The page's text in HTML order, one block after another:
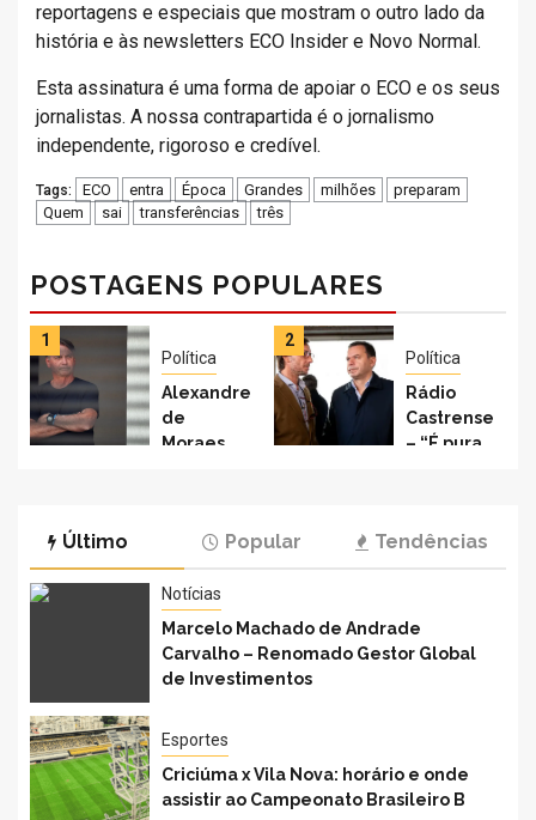
reportagens e especiais que mostram o outro lado da
história e às newsletters ECO Insider e Novo Normal.
Esta assinatura é uma forma de apoiar o ECO e os seus
jornalistas. A nossa contrapartida é o jornalismo
independente, rigoroso e credível.
Tags: ECO entra Época Grandes milhões
preparam
Quem
sai transferências três
POSTAGENS POPULARES
1
Política
Alexandre
de
Moraes
proíbe
visitas a
Bolsonaro
por 30
dias |
Política
2
Política
Rádio
Castrense
– “É pura
que o PSD
inaugura
do PS”
afirma
Último Popular Tendências
Notícias
Marcelo Machado de Andrade
Carvalho – Renomado Gestor Global
de Investimentos
Esportes
Criciúma x Vila Nova: horário e onde
assistir ao Campeonato Brasileiro B